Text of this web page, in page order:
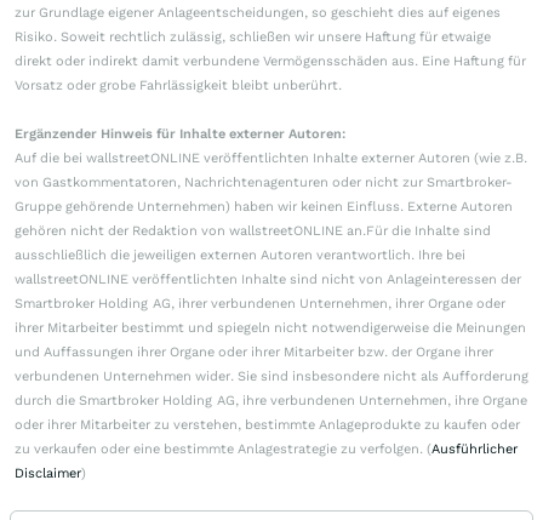
zur Grundlage eigener Anlageentscheidungen, so geschieht dies auf eigenes
Risiko. Soweit rechtlich zulässig, schließen wir unsere Haftung für etwaige
direkt oder indirekt damit verbundene Vermögensschäden aus. Eine Haftung für
Vorsatz oder grobe Fahrlässigkeit bleibt unberührt.
Ergänzender Hinweis für Inhalte externer Autoren:
Auf die bei wallstreetONLINE veröffentlichten Inhalte externer Autoren (wie z.B.
von Gastkommentatoren, Nachrichtenagenturen oder nicht zur Smartbroker-
Gruppe gehörende Unternehmen) haben wir keinen Einfluss. Externe Autoren
gehören nicht der Redaktion von wallstreetONLINE an.Für die Inhalte sind
ausschließlich die jeweiligen externen Autoren verantwortlich. Ihre bei
wallstreetONLINE veröffentlichten Inhalte sind nicht von Anlageinteressen der
Smartbroker Holding AG, ihrer verbundenen Unternehmen, ihrer Organe oder
ihrer Mitarbeiter bestimmt und spiegeln nicht notwendigerweise die Meinungen
und Auffassungen ihrer Organe oder ihrer Mitarbeiter bzw. der Organe ihrer
verbundenen Unternehmen wider. Sie sind insbesondere nicht als Aufforderung
durch die Smartbroker Holding AG, ihre verbundenen Unternehmen, ihre Organe
oder ihrer Mitarbeiter zu verstehen, bestimmte Anlageprodukte zu kaufen oder
zu verkaufen oder eine bestimmte Anlagestrategie zu verfolgen. (Ausführlicher
Disclaimer)